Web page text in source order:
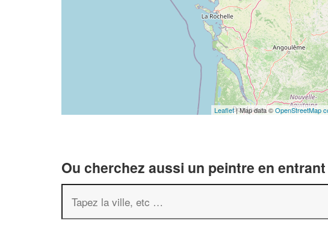
Leaflet| Map data ©OpenStreetMap
Ou cherchez aussi un peintre en